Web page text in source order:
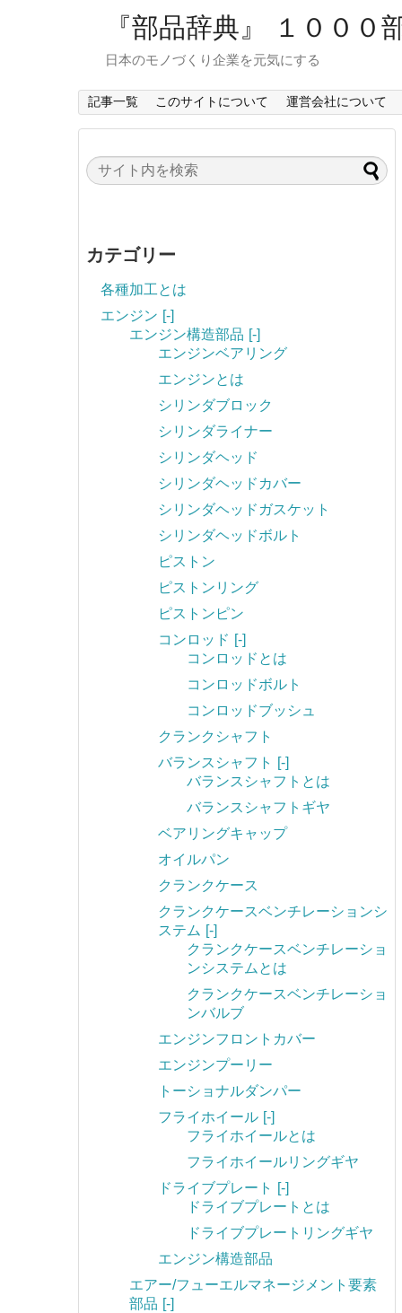
『部品辞典』 １００
日本のモノづくり企業を元気にする
記事一覧 このサイトについて 運営会社について
カテゴリー
各種加工とは
エンジン [-]
エンジン構造部品 [-]
エンジンベアリング
エンジンとは
シリンダブロック
シリンダライナー
シリンダヘッド
シリンダヘッドカバー
シリンダヘッドガスケット
シリンダヘッドボルト
ピストン
ピストンリング
ピストンピン
コンロッド [-]
コンロッドとは
コンロッドボルト
コンロッドブッシュ
クランクシャフト
バランスシャフト
[-]
バランスシャフトとは
バランスシャフトギヤ
ベアリングキャップ
オイルパン
クランクケース
クランクケースベンチレーションシ
ステム [-]
クランクケースベンチレーショ
ンシステムとは
クランクケースベンチレーショ
ンバルブ
エンジンフロントカバー
エンジンプーリー
トーショナルダンパー
フライホイール [-]
フライホイールとは
フライホイールリングギヤ
ドライブプレート
[-]
ドライブプレートとは
ドライブプレートリングギヤ
エンジン構造部品
エアー/フューエルマネージメント要素
部品 [-]